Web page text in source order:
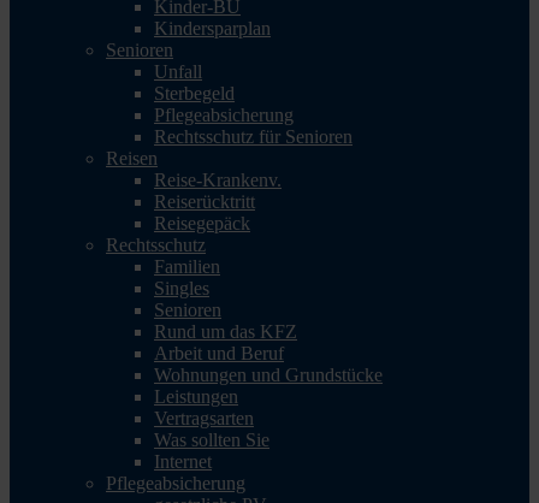
Kinder-BU
Kindersparplan
Senioren
Unfall
Sterbegeld
Pflegeabsicherung
Rechtsschutz für Senioren
Reisen
Reise-Krankenv.
Reiserücktritt
Reisegepäck
Rechtsschutz
Familien
Singles
Senioren
Rund um das KFZ
Arbeit und Beruf
Wohnungen und Grundstücke
Leistungen
Vertragsarten
Was sollten Sie
Internet
Pflegeabsicherung